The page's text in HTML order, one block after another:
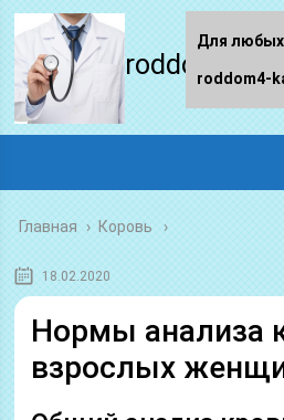
roddom4-
Главная › Коровь
18.02.2020
Нормы анализа
взрослых
Для любых
roddom4-